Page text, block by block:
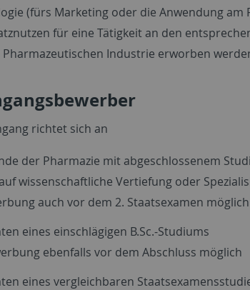
(fürs Marketing oder die Anwendung am
für eine Tätigkeit an den
Pharmazeutischen Industrie erworben
richtet sich an
der Pharmazie mit abgeschlossenem
wissenschaftliche Vertiefung oder
auch vor dem 2. Staatsexamen möglich
eines einschlägigen B.Sc.-Studiums
ebenfalls vor dem Abschluss möglich
eines vergleichbaren